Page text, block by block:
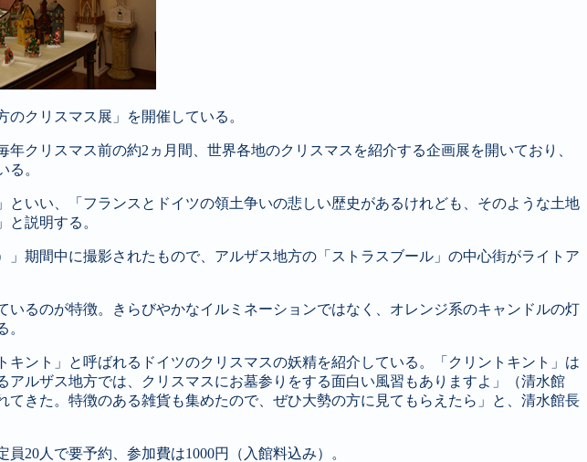
クリスマス展」を開催している。
クリスマス前の約2ヵ月間、世界各地のクリスマスを紹介する企画展を開いており、
。
いい、「フランスとドイツの領土争いの悲しい歴史があるけれども、そのような土地
説明する。
期間中に撮影されたもので、アルザス地方の「ストラスブール」の中心街がライトア
るのが特徴。きらびやかなイルミネーションではなく、オレンジ系のキャンドルの灯
ント」と呼ばれるドイツのクリスマスの妖精を紹介している。「クリントキント」は
ルザス地方では、クリスマスにお墓参りをする面白い風習もありますよ」（清水館
きた。特徴のある雑貨も集めたので、ぜひ大勢の方に見てもらえたら」と、清水館長
20人で要予約、参加費は1000円（入館料込み）。